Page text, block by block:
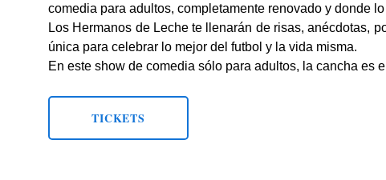
comedia para adultos, completamente renovado y donde
Los Hermanos de Leche te llenarán de risas, anécdotas,
única para celebrar lo mejor del futbol y la vida misma.
En este show de comedia sólo para adultos, la cancha es
TICKETS